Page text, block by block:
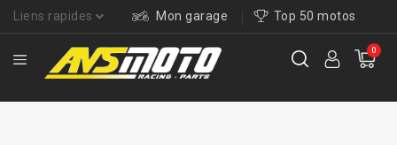
Liens rapides Mon garage Top 50 motos
0